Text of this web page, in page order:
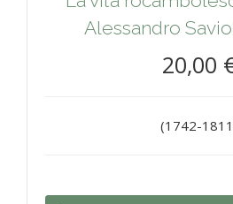
Alessandro
20,00
(1742-